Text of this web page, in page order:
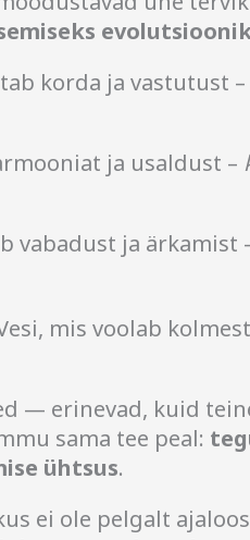
korda ja vastutust –
ja usaldust –
vabadust ja ärkamist
mis voolab
— erinevad, kuid
sama tee peal:
ühtsus.
ei ole pelgalt